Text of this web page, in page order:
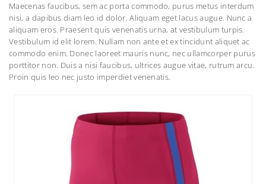
Maecenas faucibus, sem ac porta commodo, purus metus interdum
nisi, a dapibus diam leo id dolor. Aliquam eget lacus augue. Nunc a
aliquam eros. Praesent quis venenatis urna, at vestibulum turpis.
Vestibulum id elit lorem. Nullam non ante et ex tincidunt aliquet ac
commodo enim. Donec laoreet mauris nunc, nec ullamcorper purus
porttitor non. Duis a nisi faucibus, ultrices augue vitae, rutrum arcu.
Proin quis leo nec justo imperdiet venenatis.